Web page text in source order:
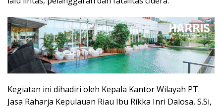
Kegiatan ini dihadiri oleh Kepala Kantor Wilayah PT.
Jasa Raharja Kepulauan Riau Ibu Rikka Inri Dalosa, S.Si,